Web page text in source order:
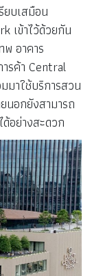
ยบเสมือน
เข้าไว้ด้วยกัน
อาคาร
รค้า Central
มาใช้บริการสวน
นอกยังสามารถ
อย่างสะดวก